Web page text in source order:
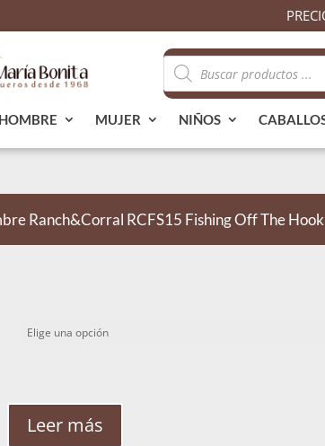
Búsqueda
de
productos
HOMBRE MUJER NIÑOS
Ranch&Corral RCFS15 Fishing Off The
Leer más